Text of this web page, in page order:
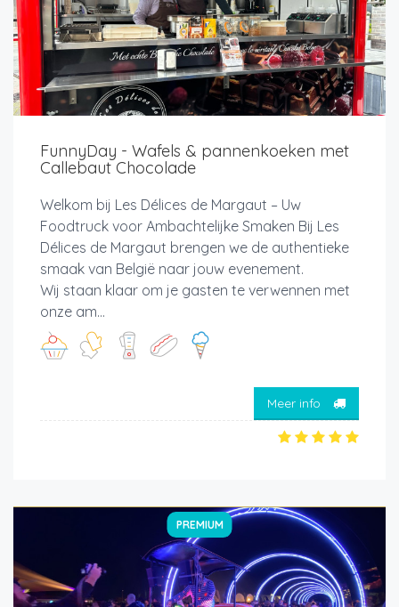
FunnyDay - Wafels & pannenkoeken met
Callebaut Chocolade
Welkom bij Les Délices de Margaut – Uw
Foodtruck voor Ambachtelijke Smaken Bij Les
Délices de Margaut brengen we de authentieke
smaak van België naar jouw evenement.
Wij staan klaar om je gasten te verwennen met
onze am...
Meer info
PREMIUM